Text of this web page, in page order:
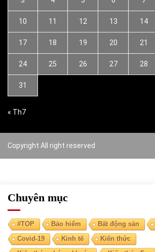
10 11 12 13 14
17 18 19 20 21
24 25 26 27 28
31
« Th7
Copyright All right reserved
Chuyên mục
#TOP Bảo hiểm Bất động sản
Covid-19
Kinh tế
Kiến thức